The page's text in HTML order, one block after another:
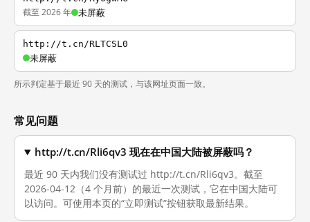
截至 2026 年 未屏蔽
http://t.cn/RLTCSL0
未屏蔽
所示判定基于最近 90 天的测试，与该网址页面一致。
常见问题
http://t.cn/Rli6qv3 现在在中国大陆被屏蔽吗？
最近 90 天内我们没有测试过 http://t.cn/Rli6qv3。截至
2026-04-12（4 个月前）的最近一次测试，它在中国大陆可
以访问。可使用本页的“立即测试”按钮获取最新结果。